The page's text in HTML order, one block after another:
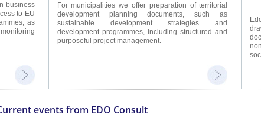
business
to EU
as
For municipalities we offer preparation of territorial
development planning documents, such as
sustainable development strategies and
development programmes, including structured and
purposeful project management.
events from EDO Consult